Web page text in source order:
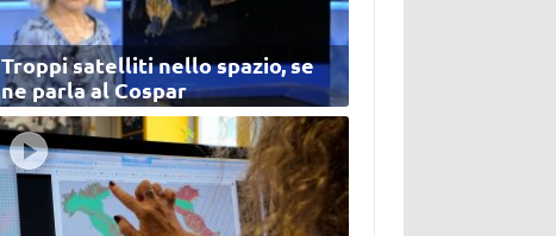
Troppi satelliti nello spazio, se
ne parla al Cospar